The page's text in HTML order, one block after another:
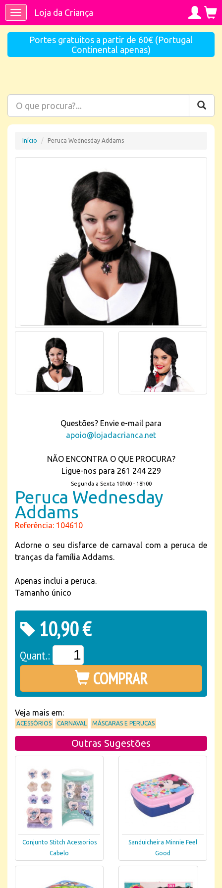
ToggleLoja da Criança
Portes gratuitos a partir de 60€ (Portugal
Continental apenas)
Início Peruca Wednesday Addams
Questões? Envie e-mail para
apoio@lojadacrianca.net
NÃO ENCONTRA O QUE PROCURA?
Ligue-nos para 261 244 229
Segunda a Sexta 10h00 - 18h00
Peruca Wednesday
Addams
Referência: 104610
Adorne o seu disfarce de carnaval com a peruca de
tranças da família Addams.
Apenas inclui a peruca.
Tamanho único
10,90 €
Quant.:
COMPRAR
Veja mais em:
ACESSÓRIOS CARNAVAL MÁSCARAS E PERUCAS
Outras Sugestões
Conjunto Stitch Acessorios
Cabelo
Sanduicheira Minnie Feel
Good